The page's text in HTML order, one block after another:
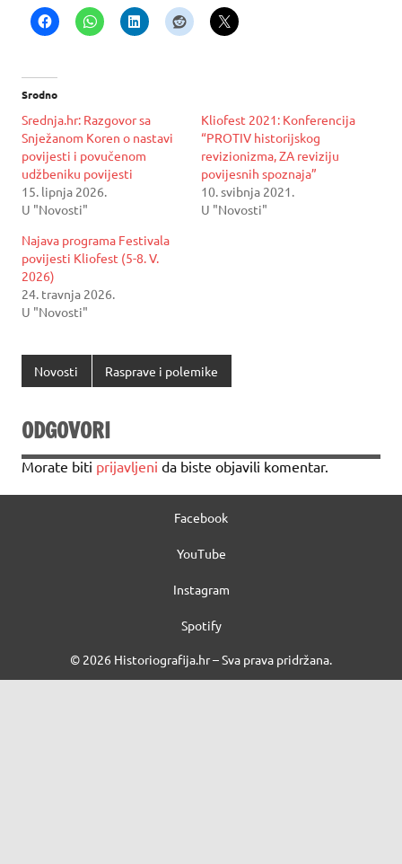
Srodno
Srednja.hr: Razgovor sa
Snježanom Koren o nastavi
povijesti i povučenom
udžbeniku povijesti
15. lipnja 2026.
U "Novosti"
Kliofest 2021: Konferencija
“PROTIV historijskog
revizionizma, ZA reviziju
povijesnih spoznaja”
10. svibnja 2021.
U "Novosti"
Najava programa Festivala
povijesti Kliofest (5-8. V.
2026)
24. travnja 2026.
U "Novosti"
Novosti Rasprave i polemike
ODGOVORI
Morate biti prijavljeni da biste objavili komentar.
Facebook
YouTube
Instagram
Spotify
© 2026 Historiografija.hr – Sva prava pridržana.